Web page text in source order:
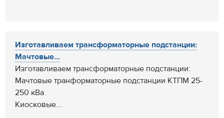
Изготавливаем трансформаторные подстанции:
Мачтовые...
Изготавливаем трансформаторные подстанции:
Мачтовые транформаторные подстанции КТПМ 25-
250 кВа
Киосковые...